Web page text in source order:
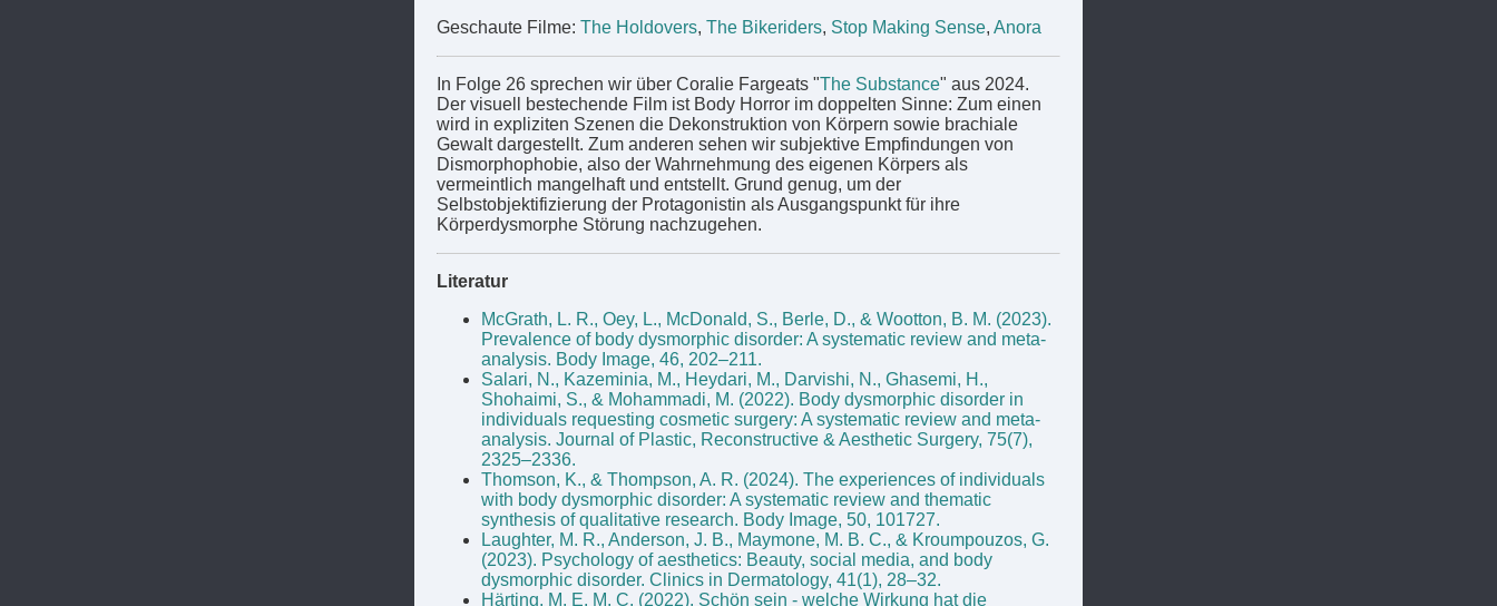
Geschaute Filme: The Holdovers, The Bikeriders, Stop Making Sense, Anora
In Folge 26 sprechen wir über Coralie Fargeats "The Substance" aus 2024.
Der visuell bestechende Film ist Body Horror im doppelten Sinne: Zum einen
wird in expliziten Szenen die Dekonstruktion von Körpern sowie brachiale
Gewalt dargestellt. Zum anderen sehen wir subjektive Empfindungen von
Dismorphophobie, also der Wahrnehmung des eigenen Körpers als
vermeintlich mangelhaft und entstellt. Grund genug, um der
Selbstobjektifizierung der Protagonistin als Ausgangspunkt für ihre
Körperdysmorphe Störung nachzugehen.
Literatur
McGrath, L. R., Oey, L., McDonald, S., Berle, D., & Wootton, B. M. (2023).
Prevalence of body dysmorphic disorder: A systematic review and meta-
analysis. Body Image, 46, 202–211.
Salari, N., Kazeminia, M., Heydari, M., Darvishi, N., Ghasemi, H.,
Shohaimi, S., & Mohammadi, M. (2022). Body dysmorphic disorder in
individuals requesting cosmetic surgery: A systematic review and meta-
analysis. Journal of Plastic, Reconstructive & Aesthetic Surgery, 75(7),
2325–2336.
Thomson, K., & Thompson, A. R. (2024). The experiences of individuals
with body dysmorphic disorder: A systematic review and thematic
synthesis of qualitative research. Body Image, 50, 101727.
Laughter, M. R., Anderson, J. B., Maymone, M. B. C., & Kroumpouzos, G.
(2023). Psychology of aesthetics: Beauty, social media, and body
dysmorphic disorder. Clinics in Dermatology, 41(1), 28–32.
Härting, M. E. M. C. (2022). Schön sein - welche Wirkung hat die